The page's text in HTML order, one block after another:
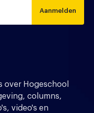
Aanmelden
over Hogeschool
columns,
video's en